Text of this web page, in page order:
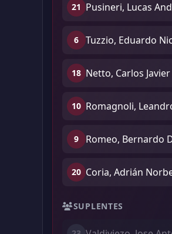
21 Pusineri, Lucas
6 Tuzzio, Eduardo
18 Netto, Carlos Javier
10 Romagnoli,
9 Romeo, Bernardo
20 Coria, Adrián
SUPLENTES